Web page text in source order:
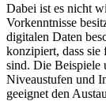
Dabei ist es nicht
Vorkenntnisse
digitalen Daten
konzipiert, dass sie
sind. Die Beispiele
Niveaustufen und
geeignet den